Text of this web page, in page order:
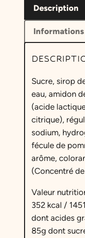
é
d
e
T
é
i
n
e
B
u
b
b
l
m
Description
Sucre, sirop
eau, amidon
(acide
citrique),
sodium,
fécule de
arôme,
(Concentré
Valeur
352 kcal /
dont acides
85g dont